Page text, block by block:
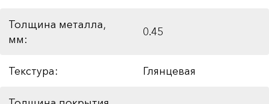
Толщина металла,
мм:
0.45
Текстура: Глянцевая